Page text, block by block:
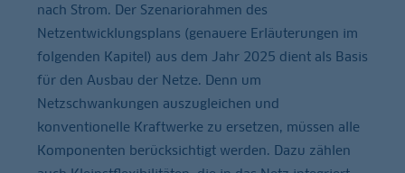
nach Strom. Der Szenariorahmen des
Netzentwicklungsplans (genauere Erläuterungen im
folgenden Kapitel) aus dem Jahr 2025 dient als Basis
für den Ausbau der Netze. Denn um
Netzschwankungen auszugleichen und
konventionelle Kraftwerke zu ersetzen, müssen alle
Komponenten berücksichtigt werden. Dazu zählen